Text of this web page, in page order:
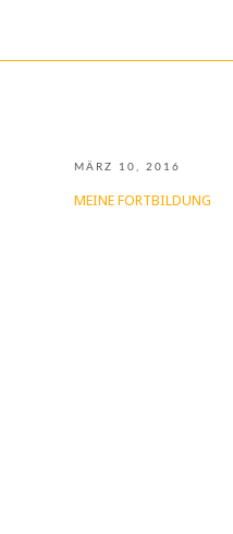
MÄRZ 10, 2016
MEINE FORTBILDUNG